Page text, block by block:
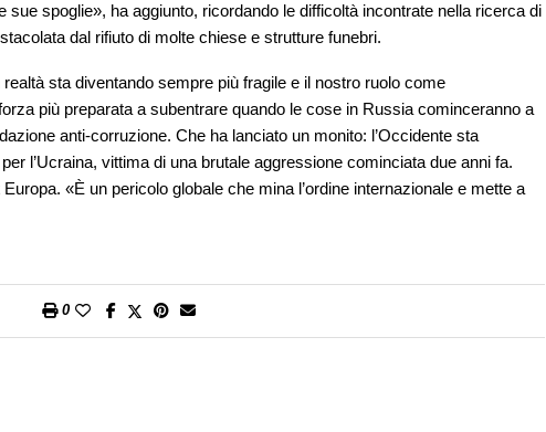
spoglie», ha aggiunto, ricordando le difficoltà incontrate nella ricerca di
dal rifiuto di molte chiese e strutture funebri.
sta diventando sempre più fragile e il nostro ruolo come
più preparata a subentrare quando le cose in Russia cominceranno a
anti-corruzione. Che ha lanciato un monito: l’Occidente sta
l’Ucraina, vittima di una brutale aggressione cominciata due anni fa.
«È un pericolo globale che mina l’ordine internazionale e mette a
0